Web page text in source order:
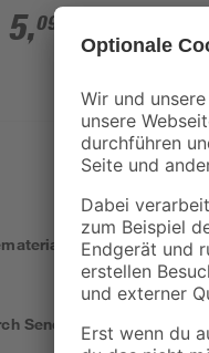
5,09
Sendzimirverzinkung